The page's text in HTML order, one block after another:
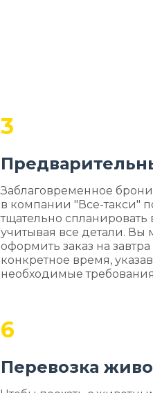
3
Заблаговременное
в компании "Все-такси"
тщательно спланировать
учитывая все детали. Вы
оформить заказ на
конкретное время,
необходимые
6
Перевозка